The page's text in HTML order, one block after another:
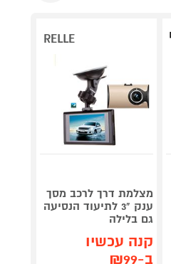
RELLE
מצלמת דרך לרכב מסך
ענק "3 לתיעוד הנסיעה
גם בלילה
קנה עכשיו
ב-₪99